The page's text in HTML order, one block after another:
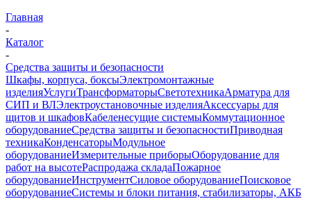
Главная
-
Каталог
-
Средства защиты и безопасности
Шкафы, корпуса, боксыЭлектромонтажные
изделияУслугиТрансформаторыСветотехникаАрматура для
СИП и ВЛЭлектроустановочные изделияАксессуары для
щитов и шкафовКабеленесущие системыКоммутационное
оборудованиеСредства защиты и безопасностиПриводная
техникаКонденсаторыМодульное
оборудованиеИзмерительные приборыОборудование для
работ на высотеРаспродажа складаПожарное
оборудованиеИнструментСиловое оборудованиеПоисковое
оборудованиеСистемы и блоки питания, стабилизаторы, АКБ